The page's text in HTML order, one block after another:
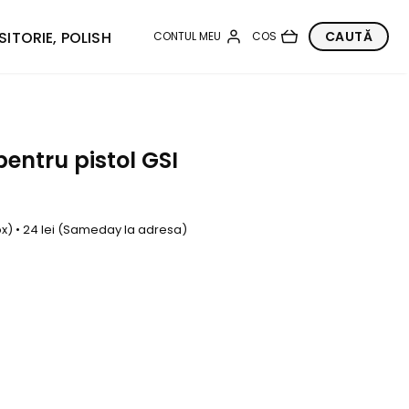
POLISH
pistol GSI
• 24 lei (Sameday la adresa)